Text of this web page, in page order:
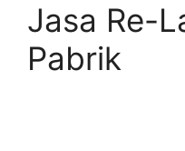
Jasa Re-
Pabrik